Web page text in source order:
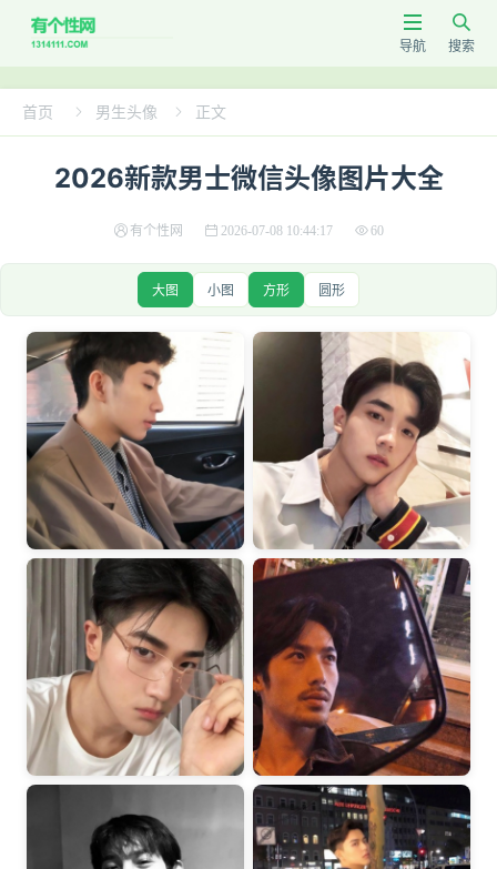

搜索

导航
首页  男生头像  正文
2026新款男士微信头像图片大全
有个性网 2026-07-08 10:44:17 60
大图 小图 方形 圆形